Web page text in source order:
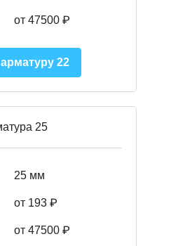
от 47500 ₽
22
25
25 мм
от 193 ₽
от 47500 ₽